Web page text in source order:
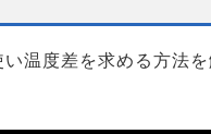
温度差を求める方法を